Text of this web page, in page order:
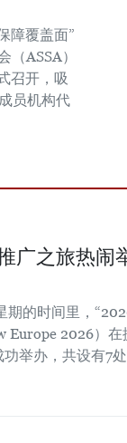
障覆盖面”
（ASSA）
召开，吸
员机构代
广之旅热闹
期的时间里，
Europe 2026）
举办，共设有7